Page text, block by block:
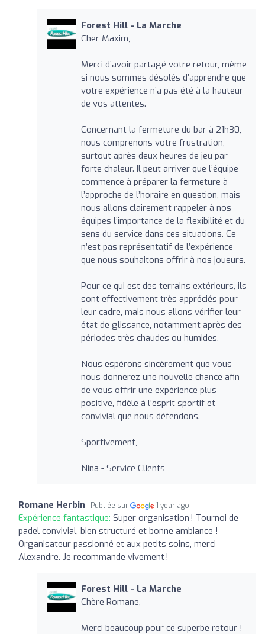
Forest Hill - La Marche
Cher Maxim,
Merci d’avoir partagé votre retour, même
si nous sommes désolés d’apprendre que
votre expérience n’a pas été à la hauteur
de vos attentes.
Concernant la fermeture du bar à 21h30,
nous comprenons votre frustration,
surtout après deux heures de jeu par
forte chaleur. Il peut arriver que l’équipe
commence à préparer la fermeture à
l’approche de l’horaire en question, mais
nous allons clairement rappeler à nos
équipes l’importance de la flexibilité et du
sens du service dans ces situations. Ce
n’est pas représentatif de l’expérience
que nous souhaitons offrir à nos joueurs.
Pour ce qui est des terrains extérieurs, ils
sont effectivement très appréciés pour
leur cadre, mais nous allons vérifier leur
état de glissance, notamment après des
périodes très chaudes ou humides.
Nous espérons sincèrement que vous
nous donnerez une nouvelle chance afin
de vous offrir une expérience plus
positive, fidèle à l’esprit sportif et
convivial que nous défendons.
Sportivement,
Nina - Service Clients
Romane Herbin Publiée sur 1 year ago
Expérience fantastique: Super organisation ! Tournoi de
padel convivial, bien structuré et bonne ambiance !
Organisateur passionné et aux petits soins, merci
Alexandre. Je recommande vivement !
Forest Hill - La Marche
Chère Romane,
Merci beaucoup pour ce superbe retour !